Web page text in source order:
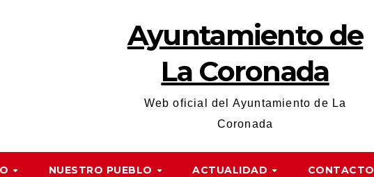
Ayuntamiento de
La Coronada
Web oficial del Ayuntamiento de La
Coronada
NUESTRO PUEBLO ACTUALIDAD CONTACTO